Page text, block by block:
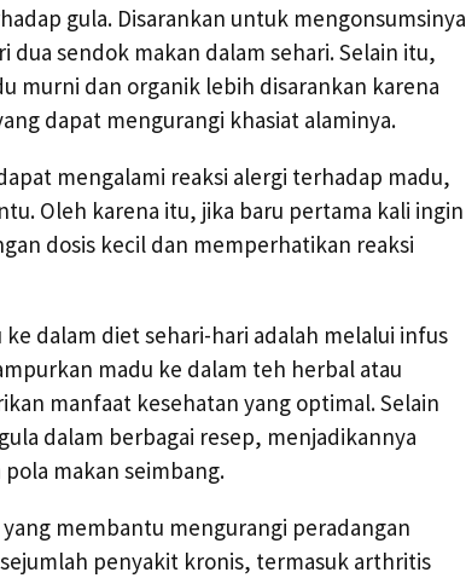
gula. Disarankan untuk mengonsumsinya
sendok makan dalam sehari. Selain itu,
murni dan organik lebih disarankan karena
dapat mengurangi khasiat alaminya.
mengalami reaksi alergi terhadap madu,
Oleh karena itu, jika baru pertama kali ingin
dosis kecil dan memperhatikan reaksi
dalam diet sehari-hari adalah melalui infus
madu ke dalam teh herbal atau
manfaat kesehatan yang optimal. Selain
dalam berbagai resep, menjadikannya
makan seimbang.
membantu mengurangi peradangan
penyakit kronis, termasuk arthritis